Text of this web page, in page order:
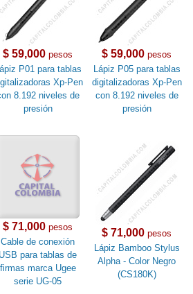
$ 59,000 pesos
P01 para tablas
Xp-Pen
8.192 niveles de
presión
$ 59,000 pesos
Lápiz P05 para tablas
digitalizadoras Xp-Pen
con 8.192 niveles de
presión
$ 71,000 pesos
Cable de conexión
USB para tablas de
firmas marca Ugee
serie UG-05
$ 71,000 pesos
Lápiz Bamboo Stylus
Alpha - Color Negro
(CS180K)